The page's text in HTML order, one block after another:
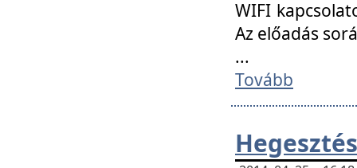
WIFI
Az előadás
...
Tovább